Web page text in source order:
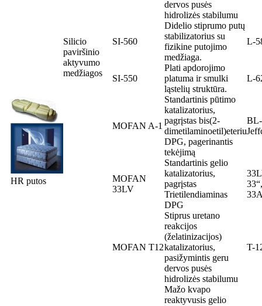
dervos pusės
hidrolizės stabilumu
Silicio
paviršinio
aktyvumo
medžiagos
SI-560
Didelio stiprumo putų
stabilizatorius su
fizikine putojimo
medžiaga.
L-
SI-550
Plati apdorojimo
platuma ir smulki
ląstelių struktūra.
L-
HR putos
MOFAN A-1
Standartinis pūtimo
katalizatorius,
pagrįstas bis(2-
dimetilaminoetil)eteriu
DPG, pagerinantis
tekėjimą
MOFAN
33LV
Standartinis gelio
katalizatorius,
pagrįstas
Trietilendiaminas
DPG
MOFAN T12
Stiprus uretano
reakcijos
(želatinizacijos)
katalizatorius,
pasižymintis geru
dervos pusės
hidrolizės stabilumu
T-
Mažo kvapo
reaktyvusis gelio